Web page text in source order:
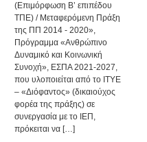
(Επιμόρφωση Β’ επιπέδου
ΤΠΕ) / Μεταφερόμενη Πράξη
της ΠΠ 2014 - 2020»,
Πρόγραμμα «Ανθρώπινο
Δυναμικό και Κοινωνική
Συνοχή», ΕΣΠΑ 2021-2027,
που υλοποιείται από το ΙΤΥΕ
– «Διόφαντος» (δικαιούχος
φορέα της πράξης) σε
συνεργασία με το ΙΕΠ,
πρόκειται να […]